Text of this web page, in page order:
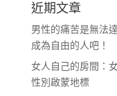
近期文章
男性的痛苦是無法
成為自由的人吧！
女人自己的房間：
性別啟蒙地標